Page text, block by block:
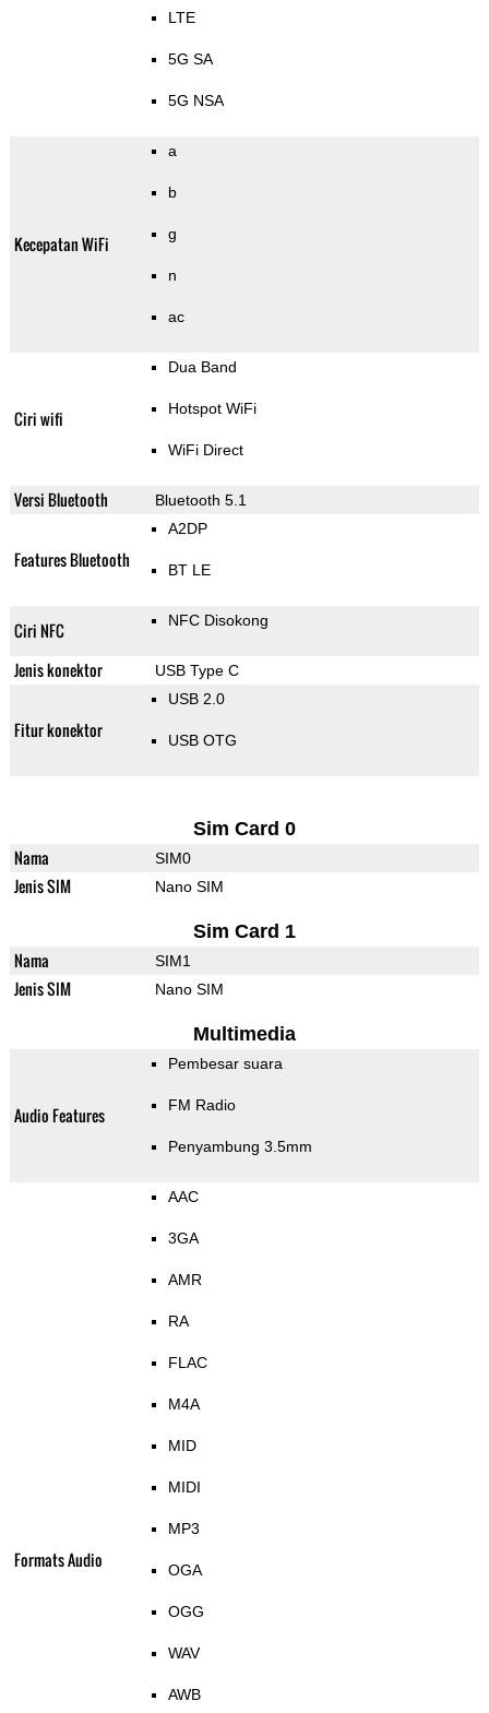
LTE
5G SA
5G NSA
Kecepatan WiFi
a
b
g
n
ac
Ciri wifi
Dua Band
Hotspot WiFi
WiFi Direct
Versi Bluetooth Bluetooth 5.1
Features Bluetooth
A2DP
BT LE
Ciri NFC NFC Disokong
Jenis konektor USB Type C
Fitur konektor
USB 2.0
USB OTG
Sim Card 0
Nama SIM0
Jenis SIM Nano SIM
Sim Card 1
Nama SIM1
Jenis SIM Nano SIM
Multimedia
Audio Features
Pembesar suara
FM Radio
Penyambung 3.5mm
Formats Audio
AAC
3GA
AMR
RA
FLAC
M4A
MID
MIDI
MP3
OGA
OGG
WAV
AWB